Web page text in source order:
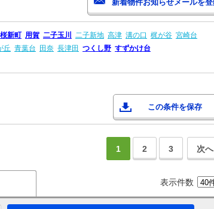
桜新町 用賀 二子玉川 二子新地 高津 溝の口 梶が谷 宮崎台
丘 青葉台 田奈 長津田 つくし野 すずかけ台
この条件を保存
1 2 3 次へ
表示件数